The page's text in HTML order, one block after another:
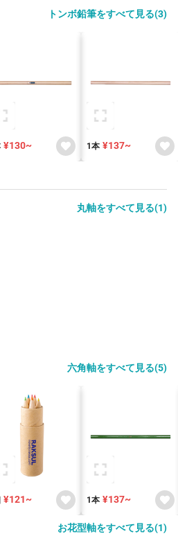
トンボ鉛筆をすべて見る(3)
¥130~ 1本 ¥137~
丸軸をすべて見る(1)
六角軸をすべて見る(5)
¥121~ 1本 ¥137~
お花型軸をすべて見る(1)